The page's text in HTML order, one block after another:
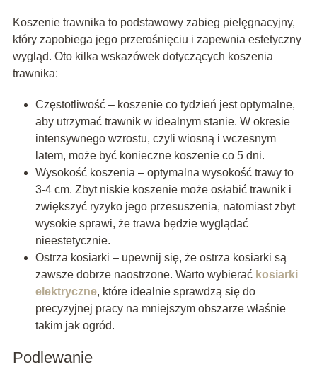
Koszenie trawnika to podstawowy zabieg pielęgnacyjny,
który zapobiega jego przerośnięciu i zapewnia estetyczny
wygląd. Oto kilka wskazówek dotyczących koszenia
trawnika:
Częstotliwość – koszenie co tydzień jest optymalne,
aby utrzymać trawnik w idealnym stanie. W okresie
intensywnego wzrostu, czyli wiosną i wczesnym
latem, może być konieczne koszenie co 5 dni.
Wysokość koszenia – optymalna wysokość trawy to
3-4 cm. Zbyt niskie koszenie może osłabić trawnik i
zwiększyć ryzyko jego przesuszenia, natomiast zbyt
wysokie sprawi, że trawa będzie wyglądać
nieestetycznie.
Ostrza kosiarki – upewnij się, że ostrza kosiarki są
zawsze dobrze naostrzone. Warto wybierać kosiarki
elektryczne, które idealnie sprawdzą się do
precyzyjnej pracy na mniejszym obszarze właśnie
takim jak ogród.
Podlewanie